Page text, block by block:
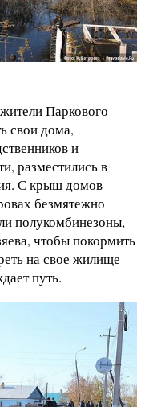
Паркового
свои дома,
и
разместились в
С крыш домов
безмятежно
полукомбинезоны,
чтобы покормить
на свое жилище
путь.